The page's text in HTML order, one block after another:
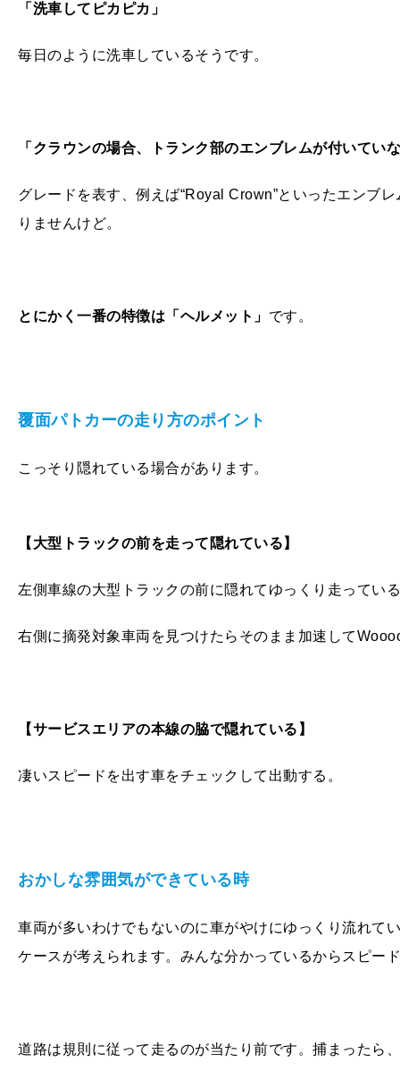
「洗車してピカピカ」
毎日のように洗車しているそうです。
「クラウンの場合、トランク部のエンブレムが付いてい
グレードを表す、例えば“Royal Crown”といったエンブ
りませんけど。
とにかく一番の特徴は「ヘルメット」 です。
覆面パトカーの走り方のポイント
こっそり隠れている場合があります。
【大型トラックの前を走って隠れている】
左側車線の大型トラックの前に隠れてゆっくり走ってい
右側に摘発対象車両を見つけたらそのまま加速して
【サービスエリアの本線の脇で隠れている】
凄いスピードを出す車をチェックして出動する。
おかしな雰囲気ができている時
車両が多いわけでもないのに車がやけにゆっくり流れて
ケースが考えられます。みんな分かっているからスピー
道路は規則に従って走るのが当たり前です。捕まったら